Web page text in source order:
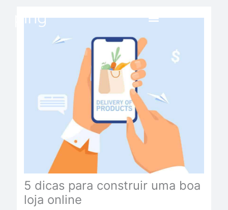
5 dicas para construir uma boa
loja online